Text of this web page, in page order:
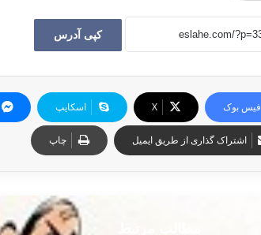
کپی آدرس
فیس بوک X اسکایپ
اشتراک گذاری از طریق ایمیل چاپ